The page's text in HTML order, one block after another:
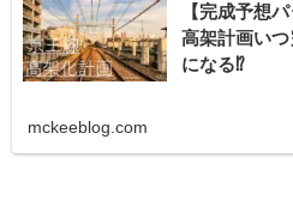
【完成予想
高架計画い
になる⁉
mckeeblog.com